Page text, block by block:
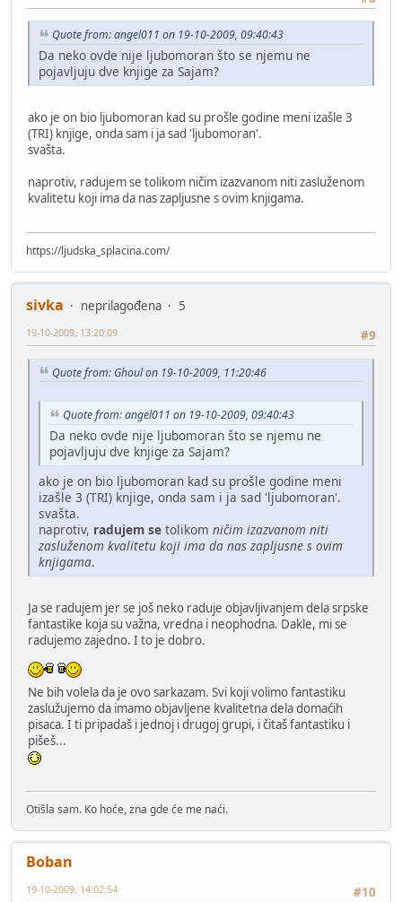
Quote from: angel011 on 19-10-2009, 09:40:43
Da neko ovde nije ljubomoran što se njemu ne
pojavljuju dve knjige za Sajam?
ako je on bio ljubomoran kad su prošle godine meni izašle 3
(TRI) knjige, onda sam i ja sad 'ljubomoran'.
svašta.
naprotiv, radujem se tolikom ničim izazvanom niti zasluženom
kvalitetu koji ima da nas zapljusne s ovim knjigama.
https://ljudska_splacina.com/
sivka neprilagođena
5
#9
19-10-2009, 13:20:09
Quote from: Ghoul on 19-10-2009, 11:20:46
Quote from: angel011 on 19-10-2009, 09:40:43
Da neko ovde nije ljubomoran što se njemu ne
pojavljuju dve knjige za Sajam?
ako je on bio ljubomoran kad su prošle godine meni
izašle 3 (TRI) knjige, onda sam i ja sad 'ljubomoran'.
svašta.
naprotiv, radujem se tolikom ničim izazvanom niti
zasluženom kvalitetu koji ima da nas zapljusne s ovim
knjigama.
Ja se radujem jer se još neko raduje objavljivanjem dela srpske
fantastike koja su važna, vredna i neophodna. Dakle, mi se
radujemo zajedno. I to je dobro.
Ne bih volela da je ovo sarkazam. Svi koji volimo fantastiku
zaslužujemo da imamo objavljene kvalitetna dela domaćih
pisaca. I ti pripadaš i jednoj i drugoj grupi, i čitaš fantastiku i
pišeš...
Otišla sam. Ko hoće, zna gde će me naći.
Boban
#10
19-10-2009, 14:02:54